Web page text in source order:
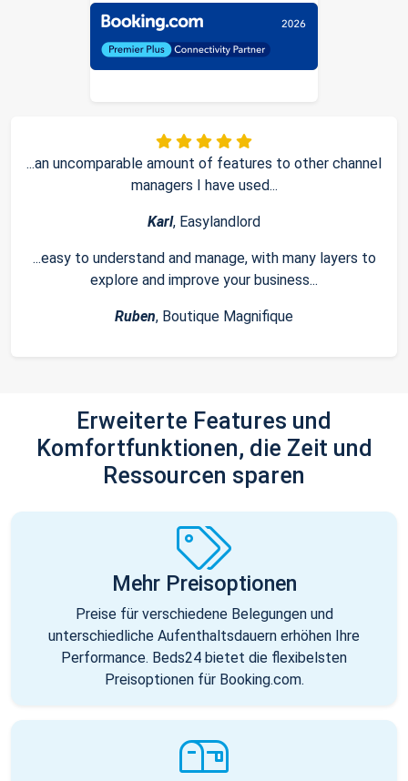
...an uncomparable amount of features to other channel
managers I have used...
Karl, Easylandlord
...easy to understand and manage, with many layers to
explore and improve your business...
Ruben, Boutique Magnifique
Erweiterte Features und
Komfortfunktionen, die Zeit und
Ressourcen sparen
Mehr Preisoptionen
Preise für verschiedene Belegungen und
unterschiedliche Aufenthaltsdauern erhöhen Ihre
Performance. Beds24 bietet die flexibelsten
Preisoptionen für Booking.com.